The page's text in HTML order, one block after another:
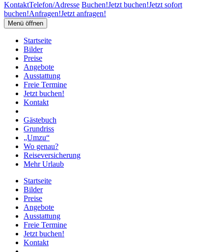
KontaktTelefon/Adresse Buchen!Jetzt buchen!Jetzt sofort
buchen!Anfragen!Jetzt anfragen!
Menü öffnen
Startseite
Bilder
Preise
Angebote
Ausstattung
Freie Termine
Jetzt buchen!
Kontakt
Gästebuch
Grundriss
„Umzu“
Wo genau?
Reiseversicherung
Mehr Urlaub
Startseite
Bilder
Preise
Angebote
Ausstattung
Freie Termine
Jetzt buchen!
Kontakt